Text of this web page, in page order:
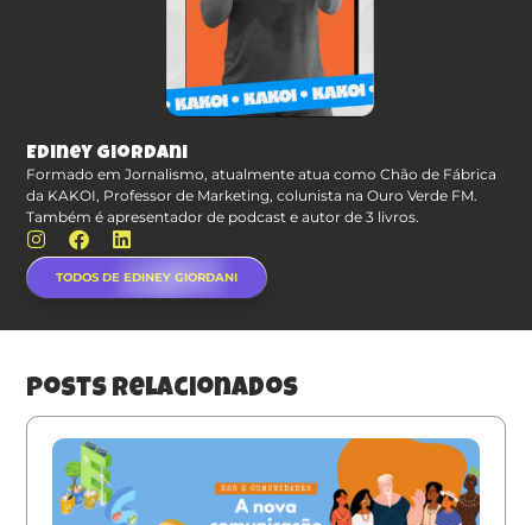
Ediney Giordani
Formado em Jornalismo, atualmente atua como Chão de Fábrica
da KAKOI, Professor de Marketing, colunista na Ouro Verde FM.
Também é apresentador de podcast e autor de 3 livros.
TODOS DE EDINEY GIORDANI
posts relacionados